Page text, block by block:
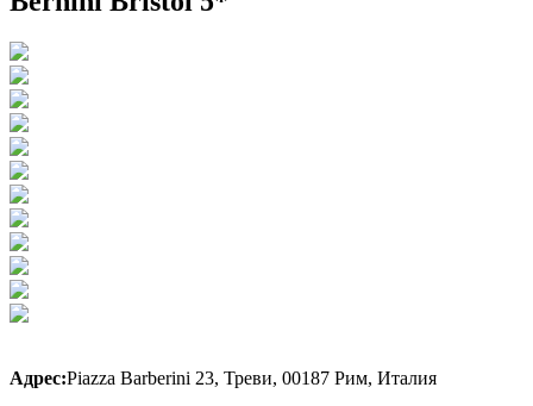
Адрес:Piazza Barberini 23, Треви, 00187 Рим, Италия